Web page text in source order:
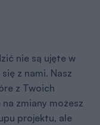
nie są ujęte w
z nami. Nasz
z Twoich
zmiany możesz
projektu, ale